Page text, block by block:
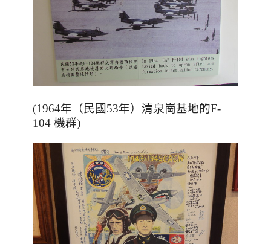
(1964年（民國53年）清泉崗基地的F-
104 機群)